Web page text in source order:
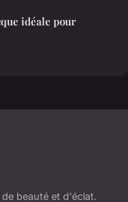
idéale pour
beauté et d'éclat.